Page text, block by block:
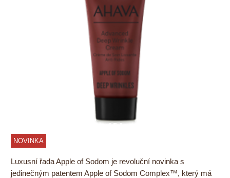
NOVINKA
Luxusní řada Apple of Sodom je revoluční novinka s
jedinečným patentem Apple of Sodom Complex™, který má